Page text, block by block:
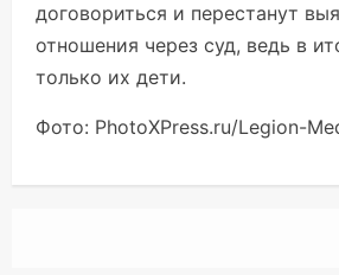
договориться и перестанут
отношения через суд, ведь в
только их дети.
Фото: PhotoXPress.ru/Legion-